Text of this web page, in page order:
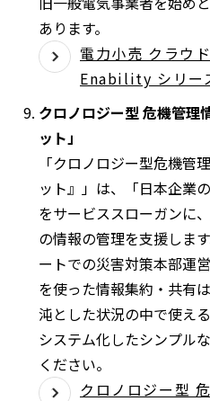
あります。
電力小売 クラウ
Enability シリー
クロノロジー型 危機管理
ット」
「クロノロジー型危機管
ット』」は、「日本企業
をサービススローガンに
の情報の管理を支援しま
ートでの災害対策本部運
を使った情報集約・共有
沌とした状況の中で使え
システム化したシンプル
ください。
クロノロジー型